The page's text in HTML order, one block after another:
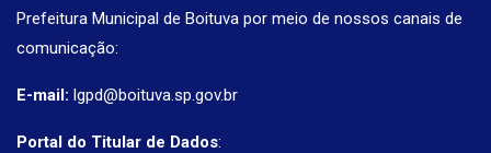
Prefeitura Municipal de Boituva por meio de nossos canais de
comunicação:
E-mail: lgpd@boituva.sp.gov.br
Portal do Titular de Dados: